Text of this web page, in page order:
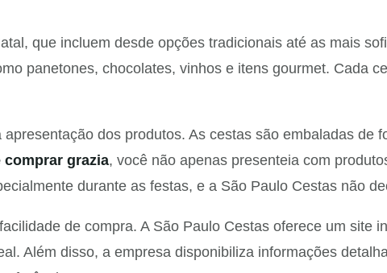
que incluem desde opções tradicionais até as mais
panetones, chocolates, vinhos e itens gourmet. Cada
dos produtos. As cestas são embaladas de
comprar grazia, você não apenas presenteia com
durante as festas, e a São Paulo Cestas não
de compra. A São Paulo Cestas oferece um site
Além disso, a empresa disponibiliza informações